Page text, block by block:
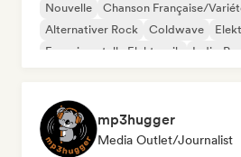
Nouvelle Chanson Française/
Alternativer Rock
Coldwave
Experimentelle Elektronik
Indie-Pop
mp3hugger
Media Outlet/Journalist